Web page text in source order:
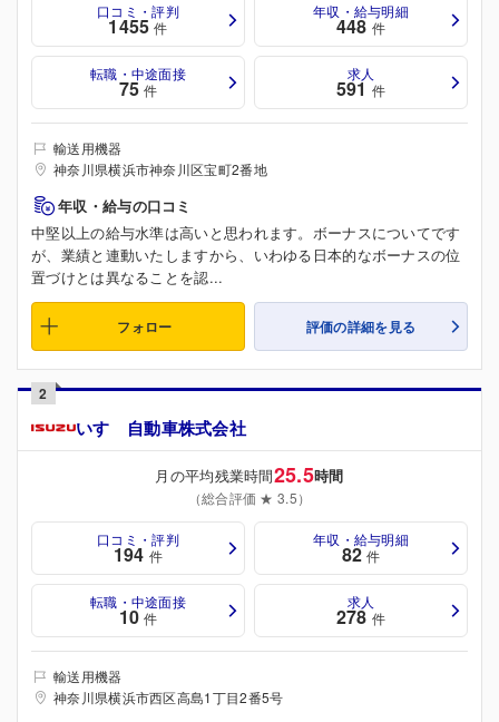
口コミ・評判
1455 件
年収・給与明細
448 件
転職・中途面接
75 件
求人
591 件
輸送用機器
神奈川県横浜市神奈川区宝町2番地
年収・給与の口コミ
中堅以上の給与水準は高いと思われます。ボーナスについてです
が、業績と連動いたしますから、いわゆる日本的なボーナスの位
置づけとは異なることを認...
フォロー 評価の詳細を見る
2
いすゞ自動車株式会社
月の平均残業時間25.5時間
（総合評価 ★ 3.5）
口コミ・評判
194 件
年収・給与明細
82 件
転職・中途面接
10 件
求人
278 件
輸送用機器
神奈川県横浜市西区高島1丁目2番5号